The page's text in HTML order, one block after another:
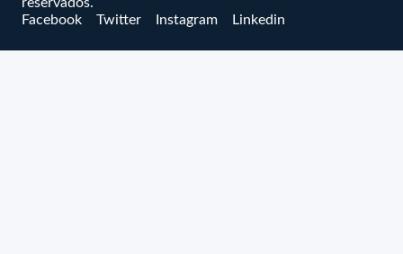
Facebook
Twitter Instagram Linkedin